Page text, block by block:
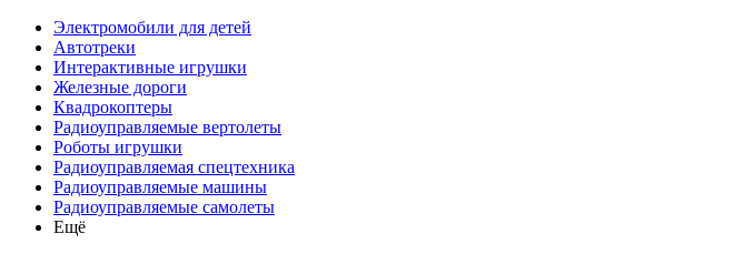
Электромобили для детей
Автотреки
Интерактивные игрушки
Железные дороги
Квадрокоптеры
Радиоуправляемые вертолеты
Роботы игрушки
Радиоуправляемая спецтехника
Радиоуправляемые машины
Радиоуправляемые самолеты
Ещё